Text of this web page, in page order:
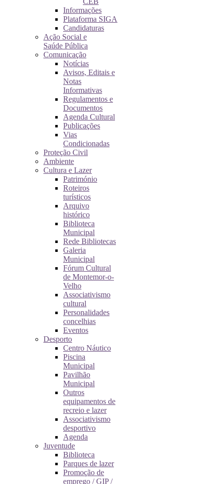
Informações
Plataforma SIGA
Candidaturas
Ação Social e
Saúde Pública
Comunicação
Notícias
Avisos, Editais e
Notas
Informativas
Regulamentos e
Documentos
Agenda Cultural
Publicações
Vias
Condicionadas
Proteção Civil
Ambiente
Cultura e Lazer
Património
Roteiros
turísticos
Arquivo
histórico
Biblioteca
Municipal
Rede Bibliotecas
Galeria
Municipal
Fórum Cultural
de Montemor-o-
Velho
Associativismo
cultural
Personalidades
concelhias
Eventos
Desporto
Centro Náutico
Piscina
Municipal
Pavilhão
Municipal
Outros
equipamentos de
recreio e lazer
Associativismo
desportivo
Agenda
Juventude
Biblioteca
Parques de lazer
Promoção de
emprego / GIP /